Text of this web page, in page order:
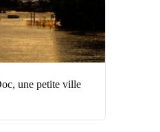
une petite ville